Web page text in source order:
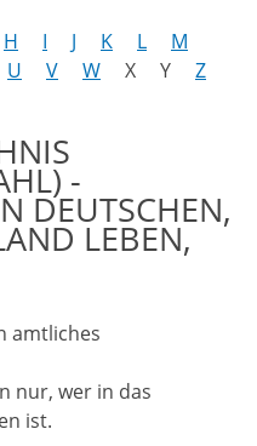
H I J K L
M
U V W X Y Z
-
DEUTSCHEN,
LEBEN,
amtliches
nur, wer in das
ist.